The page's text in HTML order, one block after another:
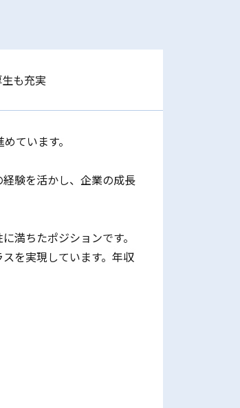
も充実
ています。
験を活かし、企業の成長
満ちたポジションです。
を実現しています。年収